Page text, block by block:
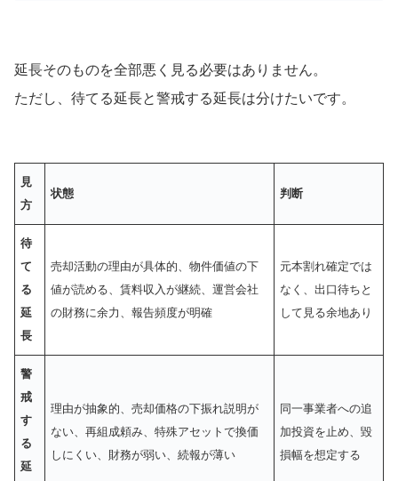
延長そのものを全部悪く見る必要はありません。
ただし、待てる延長と警戒する延長は分けたいです。
見
方
状態 判断
待
て
る
延
長
売却活動の理由が具体的、物件価値の下
値が読める、賃料収入が継続、運営会社
の財務に余力、報告頻度が明確
元本割れ確定では
なく、出口待ちと
して見る余地あり
警
戒
す
る
延
理由が抽象的、売却価格の下振れ説明が
ない、再組成頼み、特殊アセットで換価
しにくい、財務が弱い、続報が薄い
同一事業者への追
加投資を止め、毀
損幅を想定する